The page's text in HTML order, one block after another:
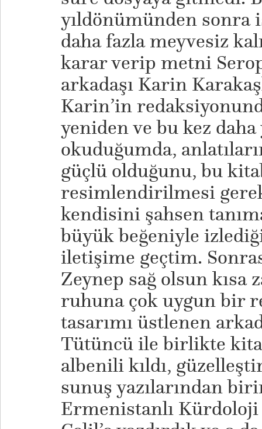
yıldönümünden sonra
daha fazla meyvesiz
karar verip metni
arkadaşı Karin
Karin’in
yeniden ve bu kez daha
okuduğumda,
güçlü olduğunu, bu
resimlendirilmesi
kendisini şahsen
büyük beğeniyle
iletişime geçtim.
Zeynep sağ olsun kısa
ruhuna çok uygun bir
tasarımı üstlenen
Tütüncü ile birlikte
albenili kıldı,
sunuş yazılarından
Ermenistanlı Kürdoloji